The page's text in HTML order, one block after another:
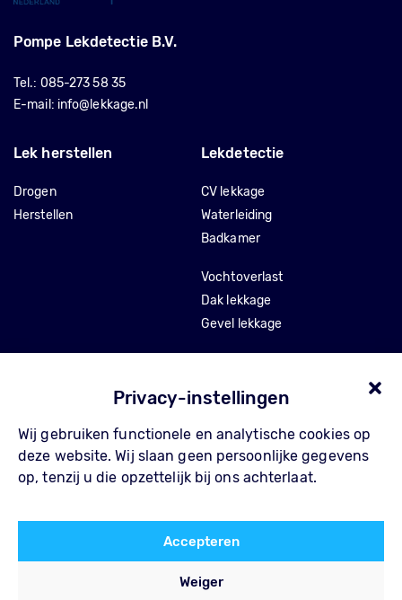
Privacy-instellingen
Wij gebruiken functionele en analytische cookies op
deze website. Wij slaan geen persoonlijke gegevens
op, tenzij u die opzettelijk bij ons achterlaat.
Accepteren
Weiger
Pompe Lekdetectie B.V.
Tel.: 085-273 58 35
E-mail: info@lekkage.nl
Lekdetectie
CV lekkage
Waterleiding
Badkamer
Vochtoverlast
Dak lekkage
Gevel lekkage
Lek herstellen
Drogen
Herstellen
Over Pompe
Waarom Pompe
Referenties
Blog
Contact
FAQ
Algemene voorwaarden